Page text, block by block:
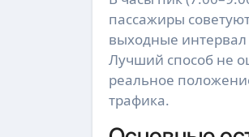
пассажиры
выходные
Лучший способ не
реальное
трафика.